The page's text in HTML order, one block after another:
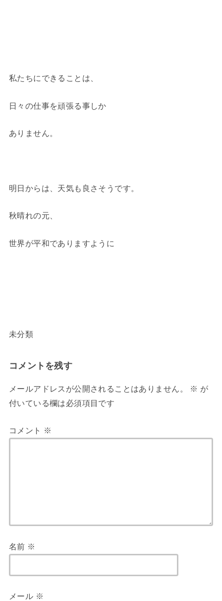
私たちにできることは、
日々の仕事を頑張る事しか
ありません。
明日からは、天気も良さそうです。
秋晴れの元、
世界が平和でありますように
未分類
コメントを残す
メールアドレスが公開されることはありません。 ※ が
付いている欄は必須項目です
コメント ※
名前 ※
メール ※